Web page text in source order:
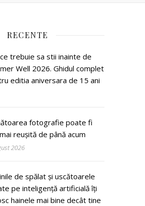
RECENTE
trebuie sa stii inainte de
Well 2026. Ghidul complet
editia aniversara de 15 ani
fotografie poate fi
reușită de până acum
2026
de spălat și uscătoarele
pe inteligență artificială îți
hainele mai bine decât tine